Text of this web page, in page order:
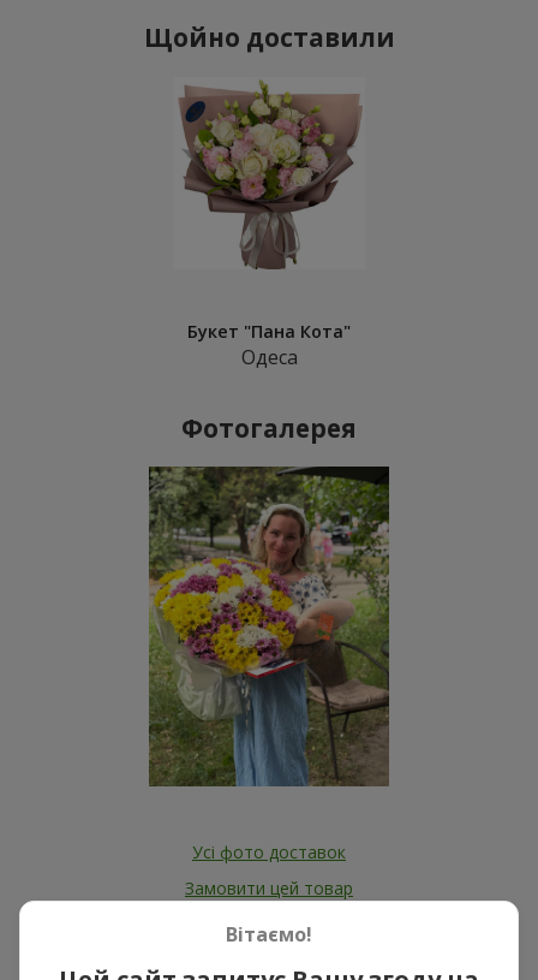
Щойно доставили
Букет "Пана Кота"
Одеса
Фотогалерея
Усі фото доставок
Замовити цей товар
Наші клієнти
Вітаємо!